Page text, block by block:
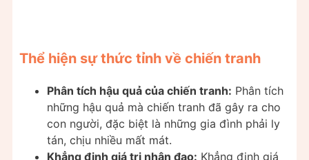
Thể hiện sự thức tỉnh về chiến tranh
Phân tích hậu quả của chiến tranh: Phân tích
những hậu quả mà chiến tranh đã gây ra cho
con người, đặc biệt là những gia đình phải ly
tán, chịu nhiều mất mát.
Khẳng định giá trị nhân đạo: Khẳng định giá